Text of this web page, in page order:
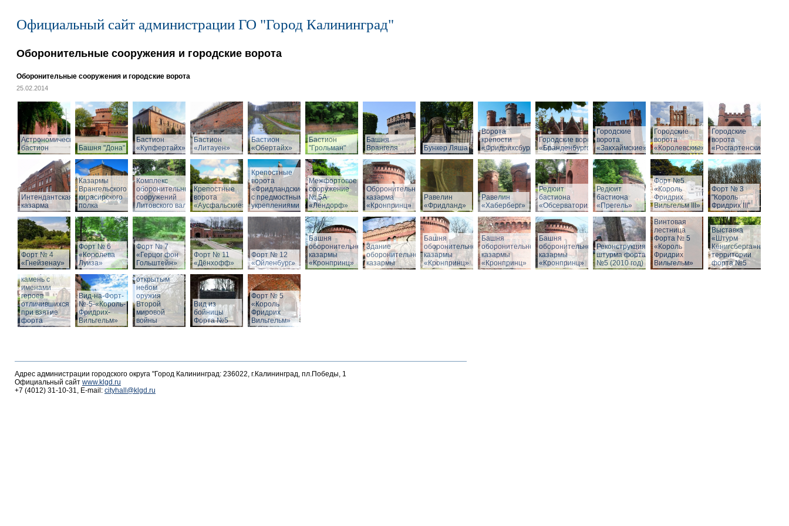
Официальный сайт администрации ГО "Город Калининград"
Оборонительные сооружения и городские ворота
Оборонительные сооружения и городские ворота
25.02.2014
Астрономический
бастион
Башня "Дона"
Бастион
«Купфертайх»
Бастион
«Литауен»
Бастион
«Обертайх»
Бастион
"Грольман"
Башня
Врангеля
Бункер Ляша
Ворота
крепости
«Фридрихсбург»
Городские ворота
«Бранденбургские»
Городские
ворота
«Закхаймские»
Городские
ворота
«Королевские»
Городские
ворота
«Росгартенские»
Интендантская
казарма
Казармы
Врангельского
кирасирского
полка
Комплекс
оборонительных
сооружений
Литовского вала
Крепостные
ворота
«Аусфальские»
Крепостные
ворота
«Фридландские»
с предмостными
укреплениями
Межфортовое
сооружение
№ 5А
«Лендорф»
Оборонительная
казарма
«Кронпринц»
Равелин
«Фридланд»
Равелин
«Хаберберг»
Редюит
бастиона
«Обсерватория»
Редюит
бастиона
«Прегель»
Форт №5
«Король
Фридрих
Вильгельм III»
Форт № 3
"Король
Фридрих III"
Форт № 4
«Гнейзенау»
Форт № 6
«Королева
Луиза»
Форт № 7
«Герцог фон
Гольштейн»
Форт № 11
«Дёнхофф»
Форт № 12
«Ойленбург»
Башня
оборонительной
казармы
«Кронпринц»
Здание
оборонительной
казармы
Башня
оборонительной
казармы
«Кронпринц»
Башня
оборонительной
казармы
«Кронпринц»
Башня
оборонительной
казармы
«Кронпринц»
Реконструкция
штурма форта
№5 (2010 год)
Винтовая
лестница
Форта № 5
«Король
Фридрих
Вильгельм»
Выставка
«Штурм
Кёнигсберга»на
территории
форта №5
Мемориальный
камень с
именами
героев
отличившихся
при взятие
форта
Вид-на-Форт-
№-5-«Король-
Фридрих-
Вильгельм»
Выставка под
открытым
небом
оружия
Второй
мировой
войны
Вид из
бойницы
Форта №5
Форт № 5
«Король
Фридрих
Вильгельм»
Адрес администрации городского округа "Город Калининград: 236022, г.Калининград, пл.Победы, 1
Официальный сайт www.klgd.ru
+7 (4012) 31-10-31, E-mail: cityhall@klgd.ru